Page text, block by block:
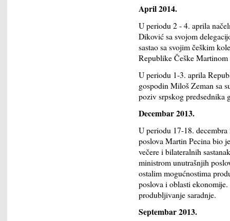
April 2014.
U periodu 2 - 4. aprila
Diković sa svojom
sastao sa svojim češkim
Republike Češke
U periodu 1-3. aprila
gospodin Miloš Zeman sa
poziv srpskog predsednika
Decembar 2013.
U periodu 17-18.
poslova Martin Pecina bio
večere i bilateralnih
ministrom unutrašnjih
ostalim mogućnostima
poslova i oblasti
produbljivanje saradnje.
Septembar 2013.